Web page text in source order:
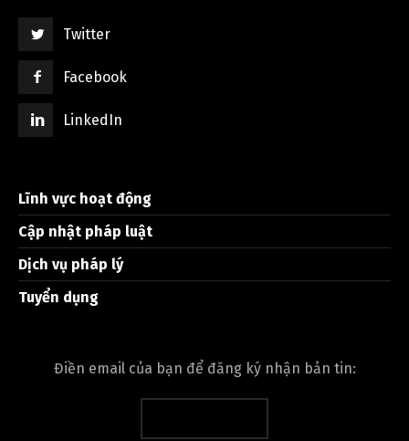
Twitter
Facebook
LinkedIn
Lĩnh vực hoạt động
Cập nhật pháp luật
Dịch vụ pháp lý
Tuyển dụng
Điền email của bạn để đăng ký nhận bản tin: